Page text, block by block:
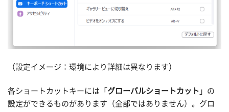
（設定イメージ：環境により詳細は異なります）
各ショートカットキーには「 グローバルショートカット 」の
設定ができるものがあります（全部ではありません）。グロ